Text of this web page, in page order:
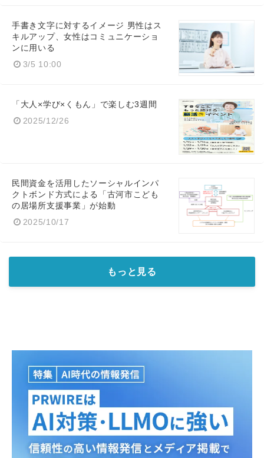
手書き文字に対するイメージ 男性はス
キルアップ、女性はコミュニケーショ
ンに用いる
3/5 10:00
「大人×学び×くもん」で楽しむ3週間
2025/12/26
民間資金を活用したソーシャルインパ
クトボンド方式による「古河市こども
の居場所支援事業」が始動
2025/10/17
もっと見る